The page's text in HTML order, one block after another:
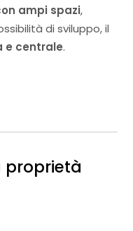
ampi spazi,
di sviluppo, il
e centrale.
proprietà